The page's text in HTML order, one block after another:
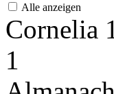
Alle anzeigen
Cornelia
1